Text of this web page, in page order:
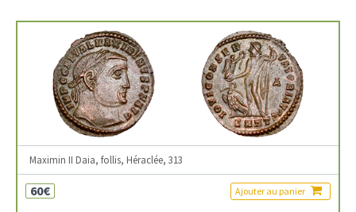
Maximin II Daia, follis, Héraclée, 313
60€ Ajouter au panier